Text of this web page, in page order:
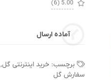
5.00
(6)
آماده ارسال
برچسب: خرید اینترنتی گل,
سفارش گل